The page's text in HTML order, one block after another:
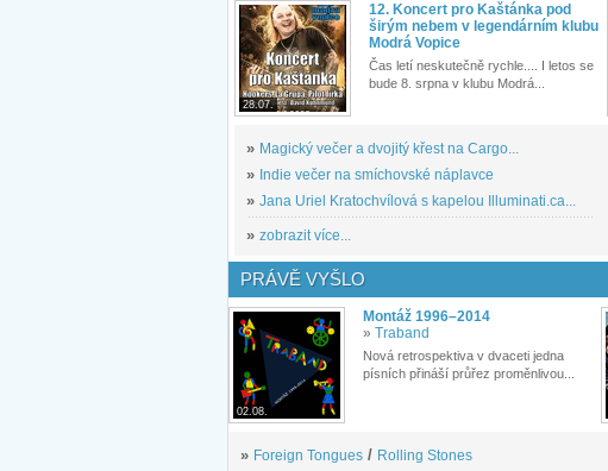
28.07.
12. Koncert pro Kaštánka pod
širým nebem v legendárním klubu
Modrá Vopice
Čas letí neskutečně rychle.... I letos se
bude 8. srpna v klubu Modrá...
» Magický večer a dvojitý křest na Cargo...
» Indie večer na smíchovské náplavce
» Jana Uriel Kratochvílová s kapelou Illuminati.ca...
» zobrazit více...
PRÁVĚ VYŠLO
02.08.
Montáž 1996–2014
» Traband
Nová retrospektiva v dvaceti jedna
písních přináší průřez proměnlivou...
» Foreign Tongues / Rolling Stones